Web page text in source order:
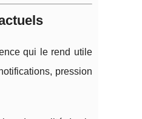
qui le rend utile
pression